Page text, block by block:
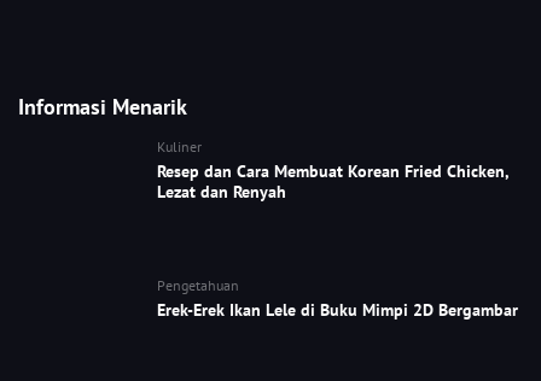
Informasi Menarik
Kuliner
Resep dan Cara Membuat Korean Fried Chicken,
Lezat dan Renyah
Pengetahuan
Erek-Erek Ikan Lele di Buku Mimpi 2D Bergambar